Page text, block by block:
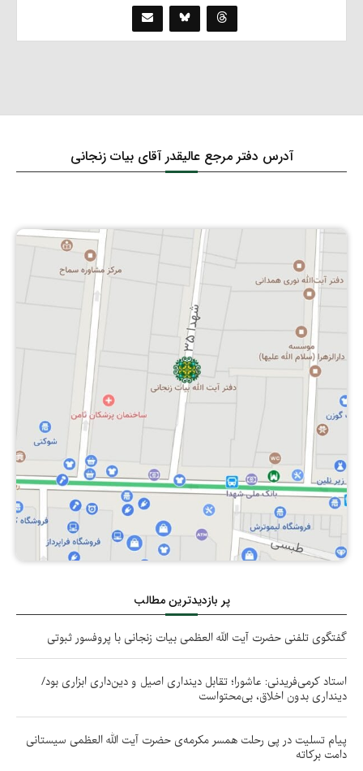
آدرس دفتر مرجع عالیقدر آقای بیات زنجانی
پر بازدیدترین مطالب
گفتگوی تلفنی حضرت آیت الله العظمی بیات زنجانی با پروفسور ثبوتی
استاد کرمی‌فریدنی: عاشورا؛ تقابل دینداری اصیل و دین‌داری ابزاری بود/
دینداری بدون اخلاق، بی‌محتواست
پیام تسلیت در پی رحلت همسر مکرمه‌ی حضرت آیت الله العظمی سیستانی
دامت بركاته